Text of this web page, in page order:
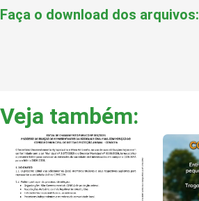
Faça o download dos arquivos:
Veja também: